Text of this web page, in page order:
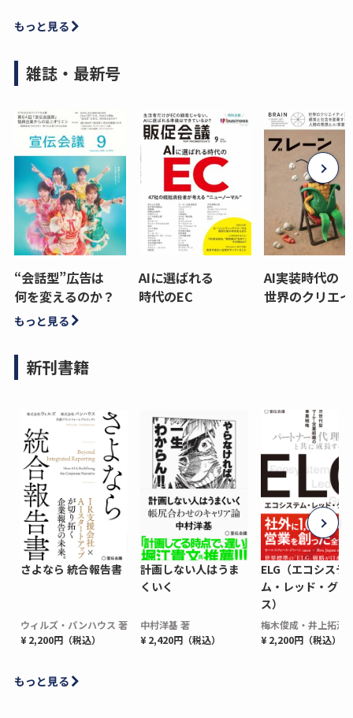
もっと見る
雑誌・最新号
“会話型”広告は
何を変えるのか？
AIに選ばれる
時代のEC
AI実装時代の
世界のクリエ
もっと見る
新刊書籍
さよなら 統合報告書
ウィルズ・パンハウス 著
¥ 2,200円（税込）
計画しない人はうま
くいく
中村洋基 著
¥ 2,420円（税込）
ELG（エコシステ
ム・レッド・グロ
ス）
梅木俊成・井上拓海
¥ 2,200円（税込）
もっと見る